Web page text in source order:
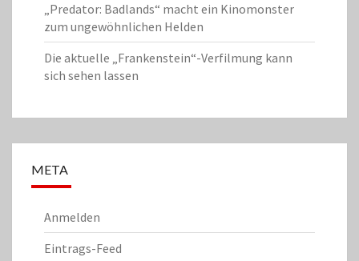
„Predator: Badlands“ macht ein Kinomonster
zum ungewöhnlichen Helden
Die aktuelle „Frankenstein“-Verfilmung kann
sich sehen lassen
META
Anmelden
Eintrags-Feed